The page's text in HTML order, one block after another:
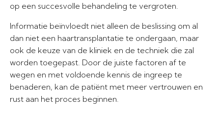
op een succesvolle behandeling te vergroten.
Informatie beïnvloedt niet alleen de beslissing om al
dan niet een haartransplantatie te ondergaan, maar
ook de keuze van de kliniek en de techniek die zal
worden toegepast. Door de juiste factoren af te
wegen en met voldoende kennis de ingreep te
benaderen, kan de patiënt met meer vertrouwen en
rust aan het proces beginnen.